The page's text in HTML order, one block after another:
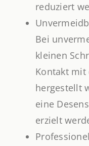
reduziert
Bei
kleinen
Kontakt mit
hergestellt
eine
erzielt